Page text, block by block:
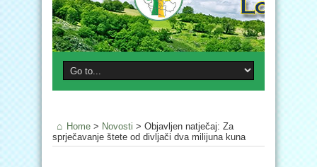
Home > Novosti > Objavljen natječaj: Za
sprječavanje štete od divljači dva milijuna kuna